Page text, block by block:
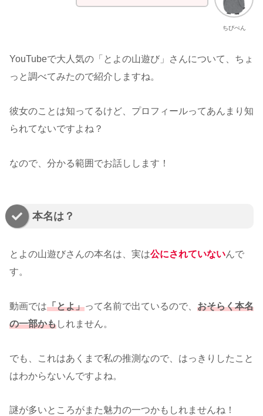
ちびぺん
YouTubeで大人気の「とよの山遊び」さんについて、ちょ
っと調べてみたので紹介しますね。
彼女のことは知ってるけど、プロフィールってあんまり知
られてないですよね？
なので、分かる範囲でお話しします！
本名は？
とよの山遊びさんの本名は、実は公にされていないんで
す。
動画では「とよ」って名前で出ているので、 おそらく本名
の一部かもしれません。
でも、これはあくまで私の推測なので、はっきりしたこと
はわからないんですよね。
謎が多いところがまた魅力の一つかもしれませんね！